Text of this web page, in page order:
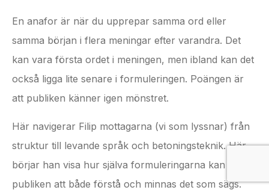
En anafor är när du upprepar samma ord eller
samma början i flera meningar efter varandra. Det
kan vara första ordet i meningen, men ibland kan det
också ligga lite senare i formuleringen. Poängen är
att publiken känner igen mönstret.
Här navigerar Filip mottagarna (vi som lyssnar) från
struktur till levande språk och betoningsteknik. Här
börjar han visa hur själva formuleringarna kan hjälpa
publiken att både förstå och minnas det som sägs.